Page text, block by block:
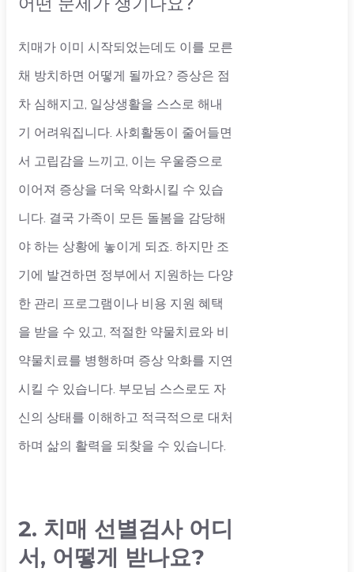
치매가 이미 시작되었는데도 이를 모른
채 방치하면 어떻게 될까요? 증상은 점
차 심해지고, 일상생활을 스스로 해내
기 어려워집니다. 사회활동이 줄어들면
서 고립감을 느끼고, 이는 우울증으로
이어져 증상을 더욱 악화시킬 수 있습
니다. 결국 가족이 모든 돌봄을 감당해
야 하는 상황에 놓이게 되죠. 하지만 조
기에 발견하면 정부에서 지원하는 다양
한 관리 프로그램이나 비용 지원 혜택
을 받을 수 있고, 적절한 약물치료와 비
약물치료를 병행하며 증상 악화를 지연
시킬 수 있습니다. 부모님 스스로도 자
신의 상태를 이해하고 적극적으로 대처
하며 삶의 활력을 되찾을 수 있습니다.
2. 치매 선별검사 어디
서, 어떻게 받나요?